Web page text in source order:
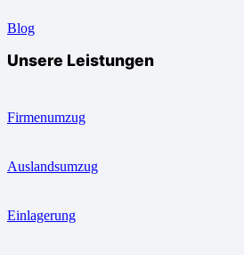
Blog
Unsere Leistungen
Firmenumzug
Auslandsumzug
Einlagerung